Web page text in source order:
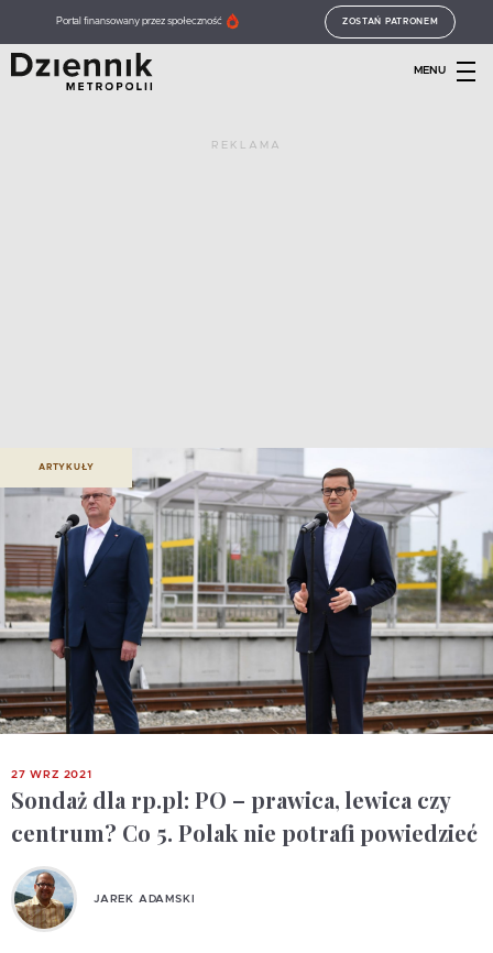
Portal finansowany przez społeczność ZOSTAŃ PATRONEM
MENU
REKLAMA
ARTYKUŁY
27 WRZ 2021
Sondaż dla rp.pl: PO – prawica, lewica czy
centrum? Co 5. Polak nie potrafi powiedzieć
JAREK ADAMSKI